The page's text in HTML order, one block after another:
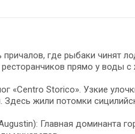
где рыбаки чинят
прямо у воды
«Centro Storico». Узкие
Здесь жили потомки
Главная доминанта